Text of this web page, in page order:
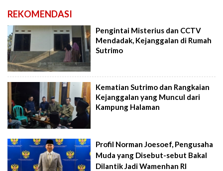
REKOMENDASI
Pengintai Misterius dan CCTV
Mendadak, Kejanggalan di Rumah
Sutrimo
Kematian Sutrimo dan Rangkaian
Kejanggalan yang Muncul dari
Kampung Halaman
Profil Norman Joesoef, Pengusaha
Muda yang Disebut-sebut Bakal
Dilantik Jadi Wamenhan RI